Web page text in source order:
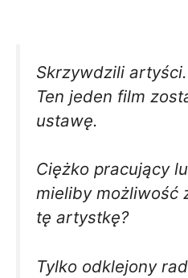
Skrzywdzili artyści.
Ten jeden film
ustawę.
Ciężko pracujący
mieliby możliwość
tę artystkę?
Tylko odklejony